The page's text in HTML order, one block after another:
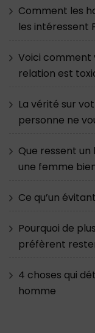
Comment les
les intéressent
Voici comment
relation est
La vérité sur
personne ne
Que ressent
une femme
Ce qu’un
Pourquoi de
préfèrent
4 choses qui
homme